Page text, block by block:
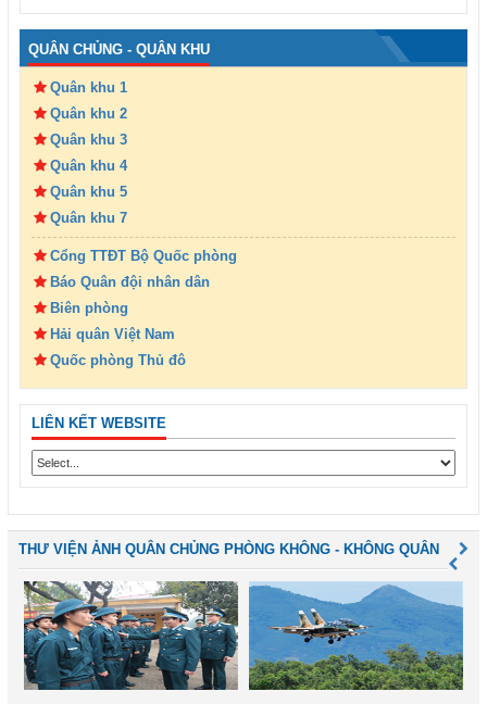
QUÂN CHỦNG - QUÂN KHU
Quân khu 1
Quân khu 2
Quân khu 3
Quân khu 4
Quân khu 5
Quân khu 7
Cổng TTĐT Bộ Quốc phòng
Báo Quân đội nhân dân
Biên phòng
Hải quân Việt Nam
Quốc phòng Thủ đô
LIÊN KẾT WEBSITE
THƯ VIỆN ẢNH QUÂN CHỦNG PHÒNG KHÔNG - KHÔNG QUÂN